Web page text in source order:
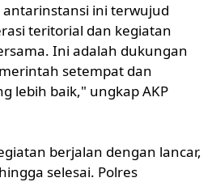
ini terwujud
teritorial dan kegiatan
Ini adalah dukungan
setempat dan
lebih baik," ungkap AKP
berjalan dengan lancar,
selesai. Polres